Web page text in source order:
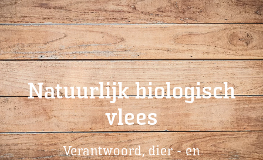
Natuurlijk biologisch
vlees
Verantwoord, dier - en